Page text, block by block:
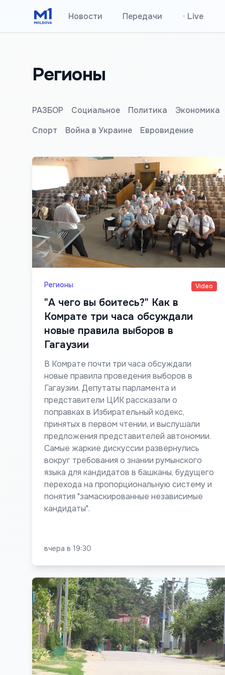
Новости Передачи • Live
Регионы
РАЗБОР Социальное Политика
Экономика
Спорт
Война в Украине Евровидение
Регионы Video
"А чего вы боитесь?" Как в
Комрате три часа обсуждали
новые правила выборов в
Гагаузии
В Комрате почти три часа обсуждали
новые правила проведения выборов в
Гагаузии. Депутаты парламента и
представители ЦИК рассказали о
поправках в Избирательный кодекс,
принятых в первом чтении, и выслушали
предложения представителей автономии.
Самые жаркие дискуссии развернулись
вокруг требования о знании румынского
языка для кандидатов в башканы, будущего
перехода на пропорциональную систему и
понятия "замаскированные независимые
кандидаты".
вчера в 19:30